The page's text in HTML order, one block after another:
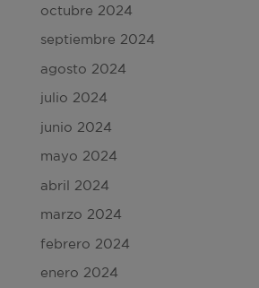
octubre 2024
septiembre 2024
agosto 2024
julio 2024
junio 2024
mayo 2024
abril 2024
marzo 2024
febrero 2024
enero 2024